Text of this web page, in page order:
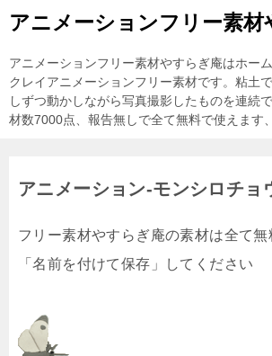
アニメーションフリー素材
アニメーションフリー素材やすらぎ庵はホー
クレイアニメーションフリー素材です。粘土
しずつ動かしながら写真撮影したものを連続
材数7000点、報告無しで全て無料で使えます
アニメーション-モンシロチョ
フリー素材やすらぎ庵の素材は全て
「名前を付けて保存」してください